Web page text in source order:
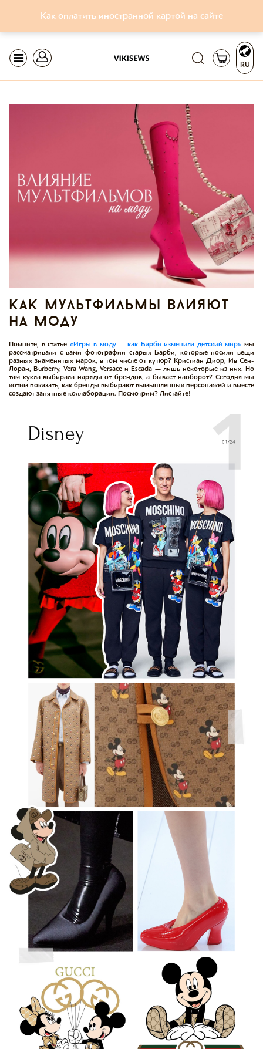
Как оплатить иностранной картой на сайте
RU
как мультфильмы влияют
на моду
Помните, в статье «Игры в моду — как Барби изменила детский мир» мы
рассматривали с вами фотографии старых Барби, которые носили вещи
разных знаменитых марок, в том числе от кутюр? Кристиан Диор, Ив Сен-
Лоран, Burberry, Vera Wang, Versace и Escada — лишь некоторые из них. Но
там кукла выбирала наряды от брендов, а бывает наоборот? Сегодня мы
хотим показать, как бренды выбирают вымышленных персонажей и вместе
создают занятные коллаборации. Посмотрим? Листайте!